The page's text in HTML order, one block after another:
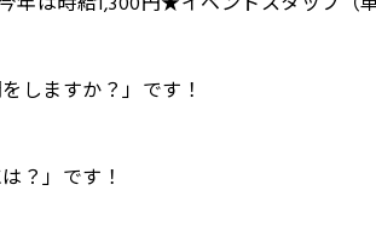
しますか？」です！
？」です！